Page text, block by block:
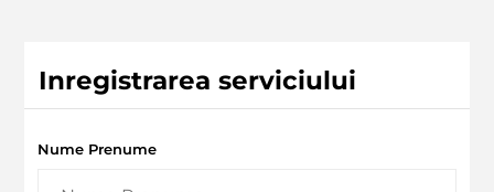
Inregistrarea serviciului
Nume Prenume